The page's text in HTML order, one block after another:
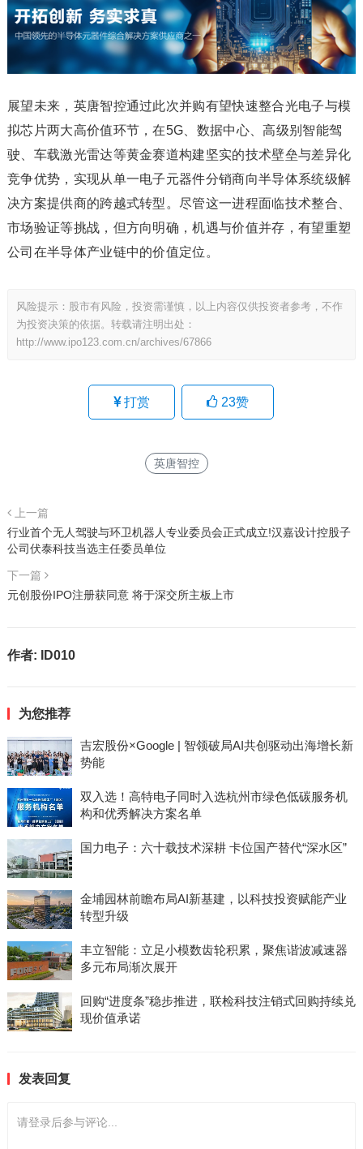
展望未来，英唐智控通过此次并购有望快速整合光电子与模
拟芯片两大高价值环节，在5G、数据中心、高级别智能驾
驶、车载激光雷达等黄金赛道构建坚实的技术壁垒与差异化
竞争优势，实现从单一电子元器件分销商向半导体系统级解
决方案提供商的跨越式转型。尽管这一进程面临技术整合、
市场验证等挑战，但方向明确，机遇与价值并存，有望重塑
公司在半导体产业链中的价值定位。
风险提示：股市有风险，投资需谨慎，以上内容仅供投资者参考，不作
为投资决策的依据。转载请注明出处：
http://www.ipo123.com.cn/archives/67866
打赏 23赞
英唐智控
上一篇
行业首个无人驾驶与环卫机器人专业委员会正式成立!汉嘉设计控股子
公司伏泰科技当选主任委员单位
下一篇
元创股份IPO注册获同意 将于深交所主板上市
作者: ID010
为您推荐
吉宏股份×Google | 智领破局AI共创驱动出海增长新
势能
双入选！高特电子同时入选杭州市绿色低碳服务机
构和优秀解决方案名单
国力电子：六十载技术深耕 卡位国产替代“深水区”
金埔园林前瞻布局AI新基建，以科技投资赋能产业
转型升级
丰立智能：立足小模数齿轮积累，聚焦谐波减速器
多元布局渐次展开
回购“进度条”稳步推进，联检科技注销式回购持续兑
现价值承诺
发表回复
请登录后参与评论...